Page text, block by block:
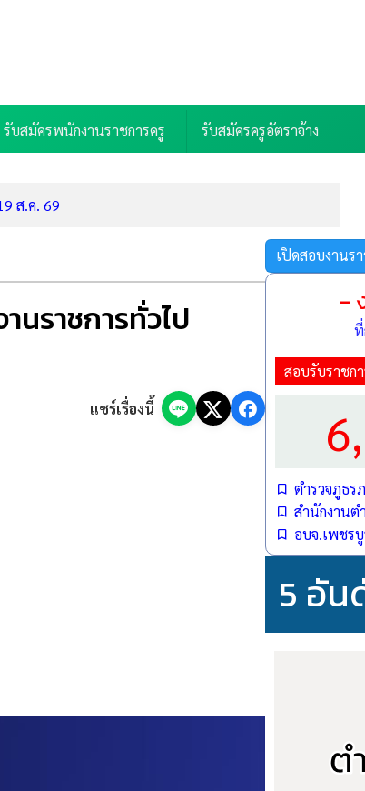
รับสมัครพนักงานราชการครู รับสมัครครูอัตราจ้าง
ส.ค. 69
ส.ค. 69)
นราชการทั่วไป
แชร์เรื่องนี้
เปิดสอบงานร
-
สอบรับราชก
ตำรวจภูธร
สำนักงานต
อบจ.เพชร
5 อั